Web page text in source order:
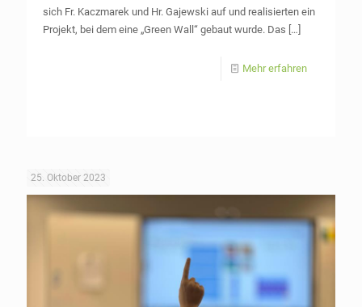
sich Fr. Kaczmarek und Hr. Gajewski auf und realisierten ein
Projekt, bei dem eine „Green Wall“ gebaut wurde. Das […]
Mehr erfahren
25. Oktober 2023